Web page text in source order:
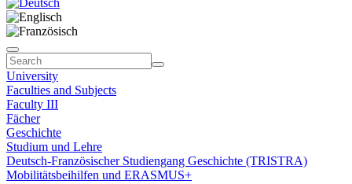
University
Faculties and Subjects
Faculty III
Fächer
Geschichte
Studium und Lehre
Deutsch-Französischer Studiengang Geschichte (TRISTRA)
Mobilitätsbeihilfen und ERASMUS+